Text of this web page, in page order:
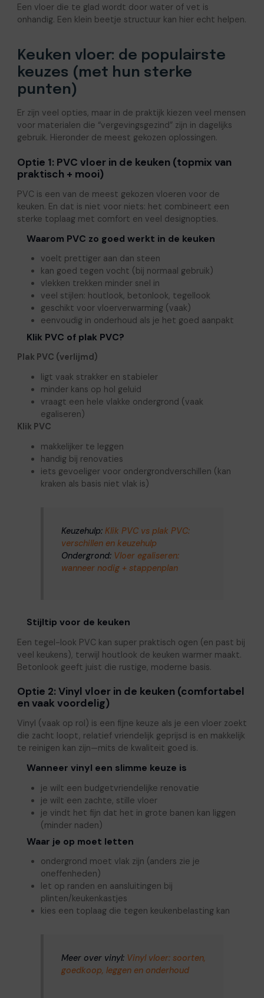
Een vloer die te glad wordt door water of vet is
onhandig. Een klein beetje structuur kan hier echt helpen.
Keuken vloer: de populairste
keuzes (met hun sterke
punten)
Er zijn veel opties, maar in de praktijk kiezen veel mensen
voor materialen die “vergevingsgezind” zijn in dagelijks
gebruik. Hieronder de meest gekozen oplossingen.
Optie 1: PVC vloer in de keuken (topmix van
praktisch + mooi)
PVC is een van de meest gekozen vloeren voor de
keuken. En dat is niet voor niets: het combineert een
sterke toplaag met comfort en veel designopties.
Waarom PVC zo goed werkt in de keuken
voelt prettiger aan dan steen
kan goed tegen vocht (bij normaal gebruik)
vlekken trekken minder snel in
veel stijlen: houtlook, betonlook, tegellook
geschikt voor vloerverwarming (vaak)
eenvoudig in onderhoud als je het goed aanpakt
Klik PVC of plak PVC?
Plak PVC (verlijmd)
ligt vaak strakker en stabieler
minder kans op hol geluid
vraagt een hele vlakke ondergrond (vaak
egaliseren)
Klik PVC
makkelijker te leggen
handig bij renovaties
iets gevoeliger voor ondergrondverschillen (kan
kraken als basis niet vlak is)
Keuzehulp: Klik PVC vs plak PVC:
verschillen en keuzehulp
Ondergrond: Vloer egaliseren:
wanneer nodig + stappenplan
Stijltip voor de keuken
Een tegel-look PVC kan super praktisch ogen (en past bij
veel keukens), terwijl houtlook de keuken warmer maakt.
Betonlook geeft juist die rustige, moderne basis.
Optie 2: Vinyl vloer in de keuken (comfortabel
en vaak voordelig)
Vinyl (vaak op rol) is een fijne keuze als je een vloer zoekt
die zacht loopt, relatief vriendelijk geprijsd is en makkelijk
te reinigen kan zijn—mits de kwaliteit goed is.
Wanneer vinyl een slimme keuze is
je wilt een budgetvriendelijke renovatie
je wilt een zachte, stille vloer
je vindt het fijn dat het in grote banen kan liggen
(minder naden)
Waar je op moet letten
ondergrond moet vlak zijn (anders zie je
oneffenheden)
let op randen en aansluitingen bij
plinten/keukenkastjes
kies een toplaag die tegen keukenbelasting kan
Meer over vinyl: Vinyl vloer: soorten,
goedkoop, leggen en onderhoud